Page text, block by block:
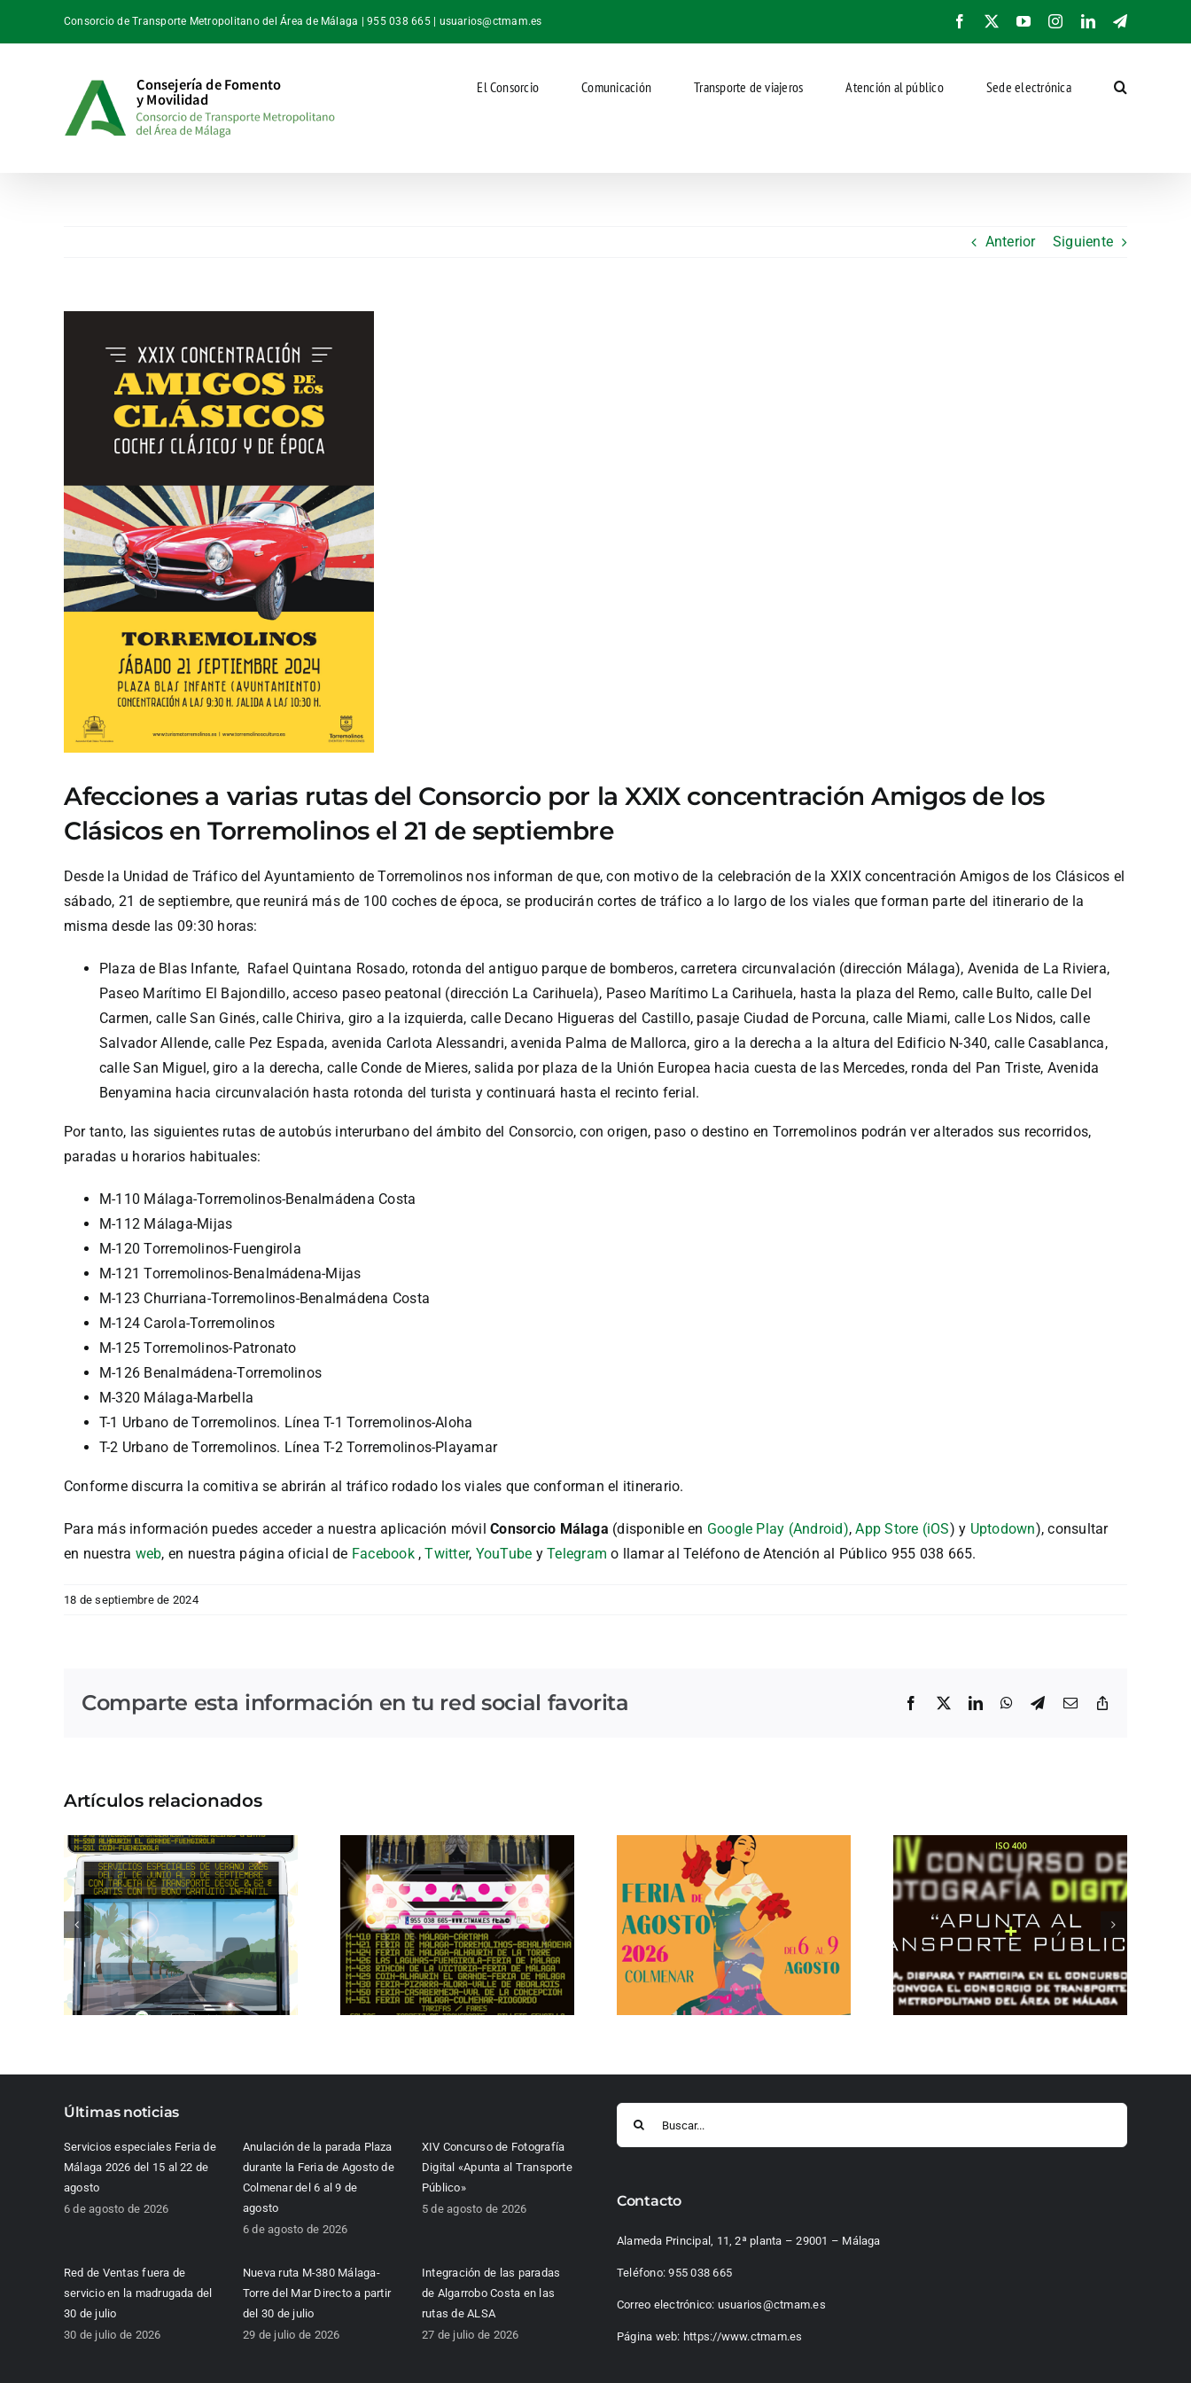
Consorcio de Transporte Metropolitano del Área de Málaga | 955 038 665 | usuarios@ctmam.es Facebook YouTubeInstagramLinkedInTelegram
El Consorcio Comunicación Transporte de viajeros Atención al público Sede electrónica
Anterior Siguiente
imagen
Afecciones a varias rutas del Consorcio por la XXIX concentración Amigos de los
Clásicos en Torremolinos el 21 de septiembre
Desde la Unidad de Tráfico del Ayuntamiento de Torremolinos nos informan de que, con motivo de la celebración de la XXIX concentración Amigos de los Clásicos el
sábado, 21 de septiembre, que reunirá más de 100 coches de época, se producirán cortes de tráfico a lo largo de los viales que forman parte del itinerario de la
misma desde las 09:30 horas:
Plaza de Blas Infante, Rafael Quintana Rosado, rotonda del antiguo parque de bomberos, carretera circunvalación (dirección Málaga), Avenida de La Riviera,
Paseo Marítimo El Bajondillo, acceso paseo peatonal (dirección La Carihuela), Paseo Marítimo La Carihuela, hasta la plaza del Remo, calle Bulto, calle Del
Carmen, calle San Ginés, calle Chiriva, giro a la izquierda, calle Decano Higueras del Castillo, pasaje Ciudad de Porcuna, calle Miami, calle Los Nidos, calle
Salvador Allende, calle Pez Espada, avenida Carlota Alessandri, avenida Palma de Mallorca, giro a la derecha a la altura del Edificio N-340, calle Casablanca,
calle San Miguel, giro a la derecha, calle Conde de Mieres, salida por plaza de la Unión Europea hacia cuesta de las Mercedes, ronda del Pan Triste, Avenida
Benyamina hacia circunvalación hasta rotonda del turista y continuará hasta el recinto ferial.
Por tanto, las siguientes rutas de autobús interurbano del ámbito del Consorcio, con origen, paso o destino en Torremolinos podrán ver alterados sus recorridos,
paradas u horarios habituales:
M-110 Málaga-Torremolinos-Benalmádena Costa
M-112 Málaga-Mijas
M-120 Torremolinos-Fuengirola
M-121 Torremolinos-Benalmádena-Mijas
M-123 Churriana-Torremolinos-Benalmádena Costa
M-124 Carola-Torremolinos
M-125 Torremolinos-Patronato
M-126 Benalmádena-Torremolinos
M-320 Málaga-Marbella
T-1 Urbano de Torremolinos. Línea T-1 Torremolinos-Aloha
T-2 Urbano de Torremolinos. Línea T-2 Torremolinos-Playamar
Conforme discurra la comitiva se abrirán al tráfico rodado los viales que conforman el itinerario.
Para más información puedes acceder a nuestra aplicación móvilConsorcio Málaga (disponible en Google Play (Android),App Store (iOS) y Uptodown), consultar
en nuestra web, en nuestra página oficial de Facebook,Twitter, YouTube yTelegramo llamar al Teléfono de Atención al Público 955 038 665.
18 de septiembre de 2024
Comparte esta información en tu red social favorita Facebook
X LinkedInWhatsApp
Telegram
Correo
Artículos relacionados
Últimas noticias
Servicios especiales Feria de
Málaga 2026 del 15 al 22 de
agosto
6 de agosto de 2026
Anulación de la parada Plaza
durante la Feria de Agosto de
Colmenar del 6 al 9 de
agosto
6 de agosto de 2026
XIV Concurso de Fotografía
Digital «Apunta al Transporte
Público»
5 de agosto de 2026
Red de Ventas fuera de
servicio en la madrugada del
30 de julio
30 de julio de 2026
Nueva ruta M-380 Málaga-
Torre del Mar Directo a partir
del 30 de julio
29 de julio de 2026
Integración de las paradas
de Algarrobo Costa en las
rutas de ALSA
27 de julio de 2026
Contacto
Alameda Principal, 11, 2ª planta – 29001 – Málaga
Teléfono:955 038 665
Correo electrónico: usuarios@ctmam.es
Página web: https://www.ctmam.es